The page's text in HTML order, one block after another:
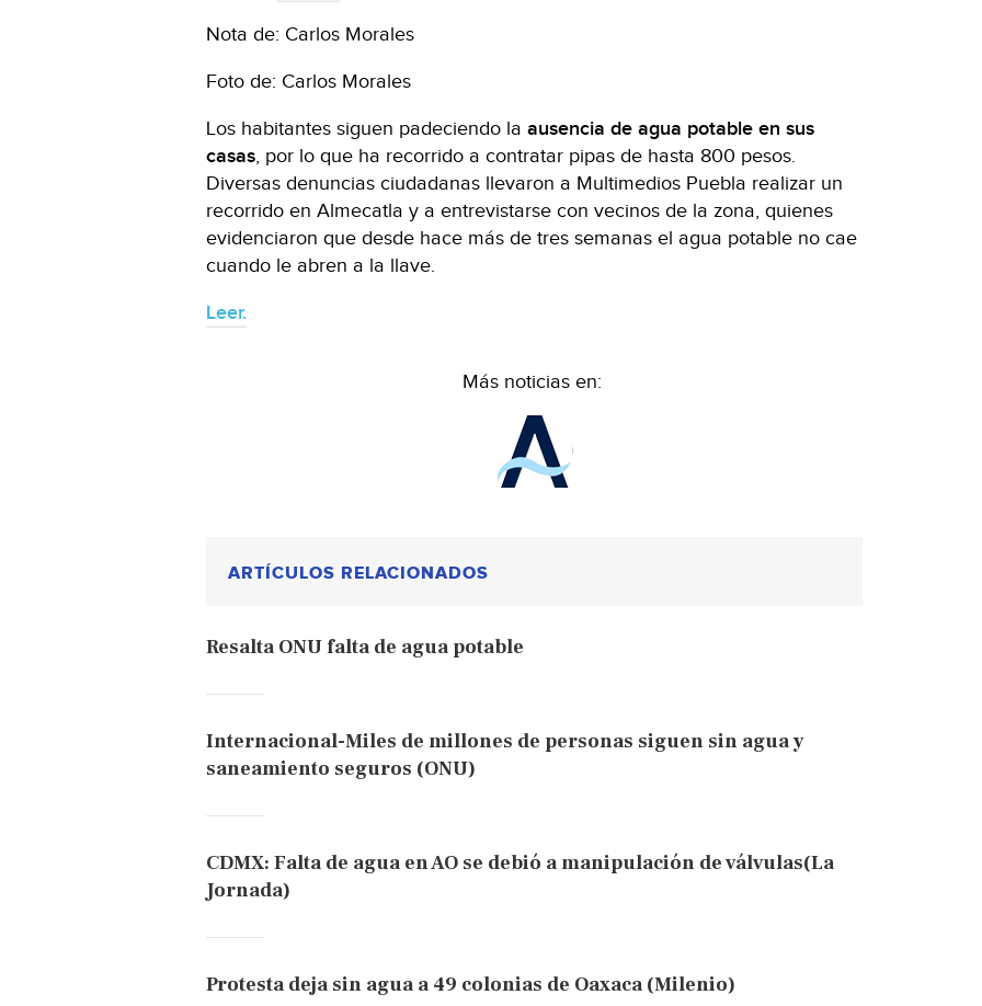
Nota de: Carlos Morales
Foto de: Carlos Morales
Los habitantes siguen padeciendo la ausencia de agua potable en sus
casas, por lo que ha recorrido a contratar pipas de hasta 800 pesos.
Diversas denuncias ciudadanas llevaron a Multimedios Puebla realizar un
recorrido en Almecatla y a entrevistarse con vecinos de la zona, quienes
evidenciaron que desde hace más de tres semanas el agua potable no cae
cuando le abren a la llave.
Leer.
Más noticias en:
ARTÍCULOS RELACIONADOS
Resalta ONU falta de agua potable
Internacional-Miles de millones de personas siguen sin agua y
saneamiento seguros (ONU)
CDMX: Falta de agua en AO se debió a manipulación de válvulas(La
Jornada)
Protesta deja sin agua a 49 colonias de Oaxaca (Milenio)